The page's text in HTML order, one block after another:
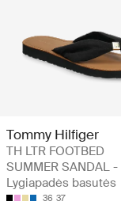
Tommy Hilfiger
TH LTR FOOTBED
SUMMER SANDAL -
Lygiapadės basutės
36 37